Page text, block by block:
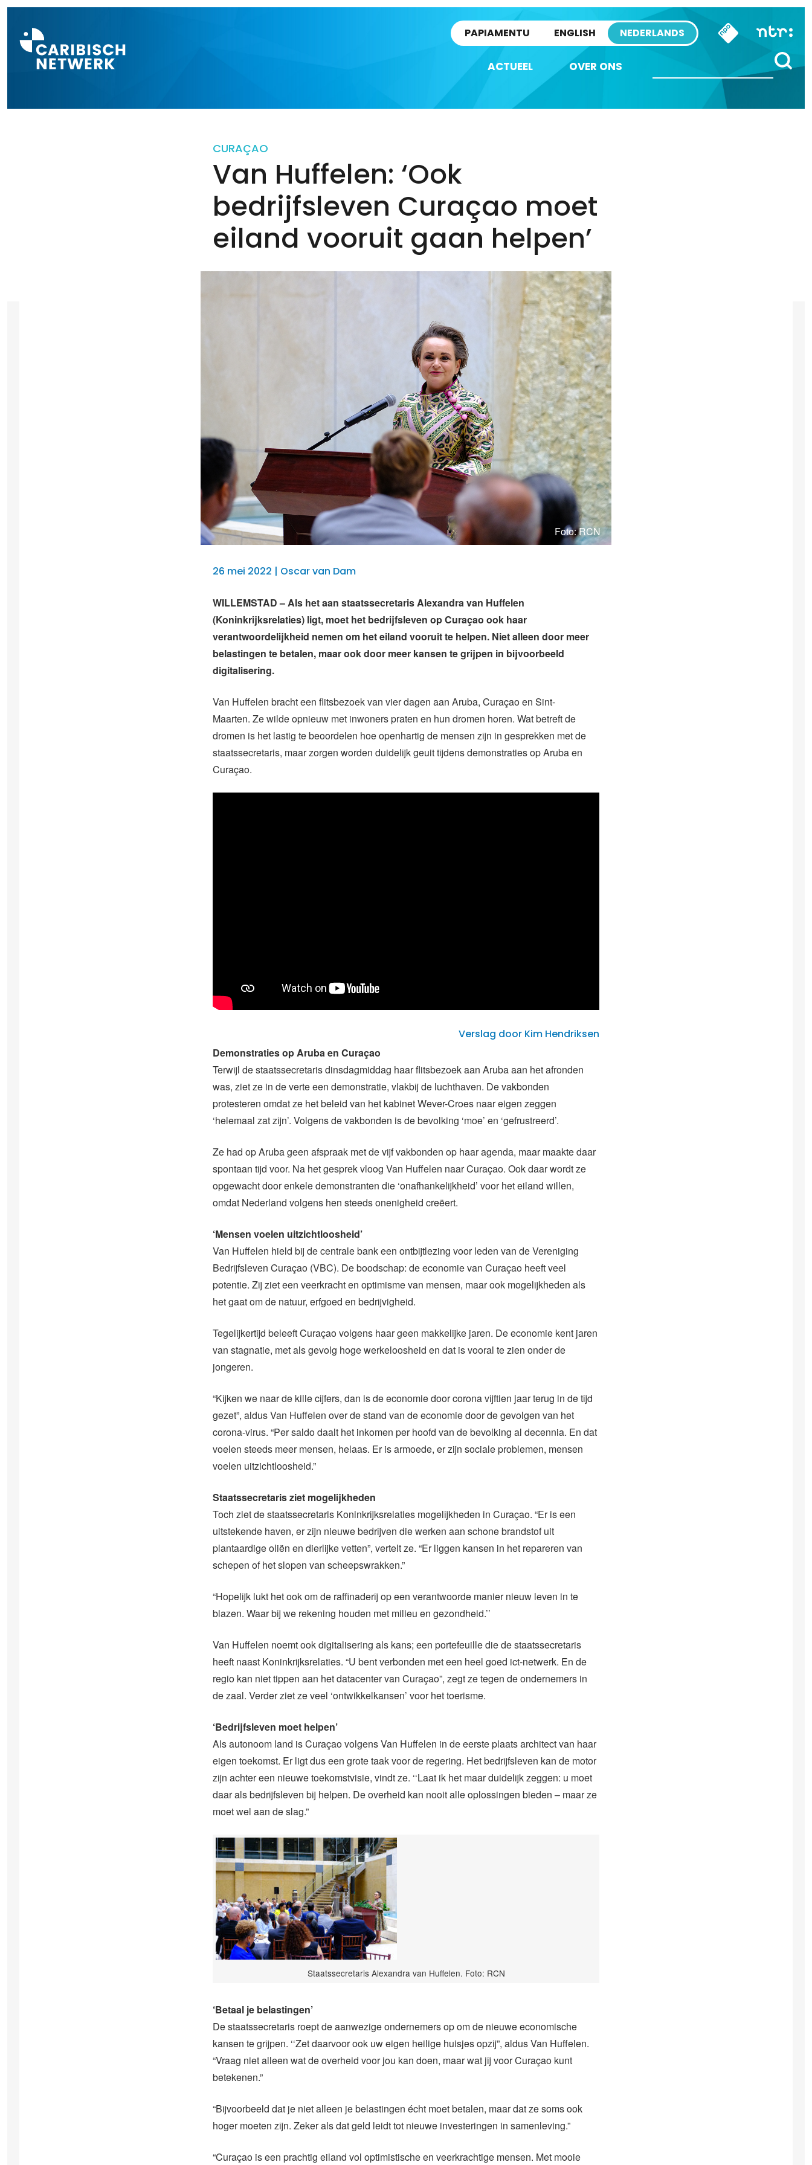
PAPIAMENTU ENGLISH NEDERLANDS
ACTUEEL OVER ONS
CURAÇAO
Van Huffelen: ‘Ook
bedrijfsleven Curaçao moet
eiland vooruit gaan helpen’
Foto: RCN
26 mei 2022 | Oscar van Dam
WILLEMSTAD – Als het aan staatssecretaris Alexandra van Huffelen
(Koninkrijksrelaties) ligt, moet het bedrijfsleven op Curaçao ook haar
verantwoordelijkheid nemen om het eiland vooruit te helpen. Niet alleen door meer
belastingen te betalen, maar ook door meer kansen te grijpen in bijvoorbeeld
digitalisering.
Van Huffelen bracht een flitsbezoek van vier dagen aan Aruba, Curaçao en Sint-
Maarten. Ze wilde opnieuw met inwoners praten en hun dromen horen. Wat betreft de
dromen is het lastig te beoordelen hoe openhartig de mensen zijn in gesprekken met de
staatssecretaris, maar zorgen worden duidelijk geuit tijdens demonstraties op Aruba en
Curaçao.
Verslag door Kim Hendriksen
Demonstraties op Aruba en Curaçao
Terwijl de staatssecretaris dinsdagmiddag haar flitsbezoek aan Aruba aan het afronden
was, ziet ze in de verte een demonstratie, vlakbij de luchthaven. De vakbonden
protesteren omdat ze het beleid van het kabinet Wever-Croes naar eigen zeggen
‘helemaal zat zijn’. Volgens de vakbonden is de bevolking ‘moe’ en ‘gefrustreerd’.
Ze had op Aruba geen afspraak met de vijf vakbonden op haar agenda, maar maakte daar
spontaan tijd voor. Na het gesprek vloog Van Huffelen naar Curaçao. Ook daar wordt ze
opgewacht door enkele demonstranten die ‘onafhankelijkheid’ voor het eiland willen,
omdat Nederland volgens hen steeds onenigheid creëert.
‘Mensen voelen uitzichtloosheid’
Van Huffelen hield bij de centrale bank een ontbijtlezing voor leden van de Vereniging
Bedrijfsleven Curaçao (VBC). De boodschap: de economie van Curaçao heeft veel
potentie. Zij ziet een veerkracht en optimisme van mensen, maar ook mogelijkheden als
het gaat om de natuur, erfgoed en bedrijvigheid.
Tegelijkertijd beleeft Curaçao volgens haar geen makkelijke jaren. De economie kent jaren
van stagnatie, met als gevolg hoge werkeloosheid en dat is vooral te zien onder de
jongeren.
“Kijken we naar de kille cijfers, dan is de economie door corona vijftien jaar terug in de tijd
gezet”, aldus Van Huffelen over de stand van de economie door de gevolgen van het
corona-virus. “Per saldo daalt het inkomen per hoofd van de bevolking al decennia. En dat
voelen steeds meer mensen, helaas. Er is armoede, er zijn sociale problemen, mensen
voelen uitzichtloosheid.”
Staatssecretaris ziet mogelijkheden
Toch ziet de staatssecretaris Koninkrijksrelaties mogelijkheden in Curaçao. “Er is een
uitstekende haven, er zijn nieuwe bedrijven die werken aan schone brandstof uit
plantaardige oliën en dierlijke vetten”, vertelt ze. “Er liggen kansen in het repareren van
schepen of het slopen van scheepswrakken.”
“Hopelijk lukt het ook om de raffinaderij op een verantwoorde manier nieuw leven in te
blazen. Waar bij we rekening houden met milieu en gezondheid.’’
Van Huffelen noemt ook digitalisering als kans; een portefeuille die de staatssecretaris
heeft naast Koninkrijksrelaties. “U bent verbonden met een heel goed ict-netwerk. En de
regio kan niet tippen aan het datacenter van Curaçao”, zegt ze tegen de ondernemers in
de zaal. Verder ziet ze veel ‘ontwikkelkansen’ voor het toerisme.
‘Bedrijfsleven moet helpen’
Als autonoom land is Curaçao volgens Van Huffelen in de eerste plaats architect van haar
eigen toekomst. Er ligt dus een grote taak voor de regering. Het bedrijfsleven kan de motor
zijn achter een nieuwe toekomstvisie, vindt ze. ‘‘Laat ik het maar duidelijk zeggen: u moet
daar als bedrijfsleven bij helpen. De overheid kan nooit alle oplossingen bieden – maar ze
moet wel aan de slag.”
Staatssecretaris Alexandra van Huffelen. Foto: RCN
‘Betaal je belastingen’
De staatssecretaris roept de aanwezige ondernemers op om de nieuwe economische
kansen te grijpen. ‘‘Zet daarvoor ook uw eigen heilige huisjes opzij”, aldus Van Huffelen.
“Vraag niet alleen wat de overheid voor jou kan doen, maar wat jij voor Curaçao kunt
betekenen.”
“Bijvoorbeeld dat je niet alleen je belastingen écht moet betalen, maar dat ze soms ook
hoger moeten zijn. Zeker als dat geld leidt tot nieuwe investeringen in samenleving.”
“Curaçao is een prachtig eiland vol optimistische en veerkrachtige mensen. Met mooie